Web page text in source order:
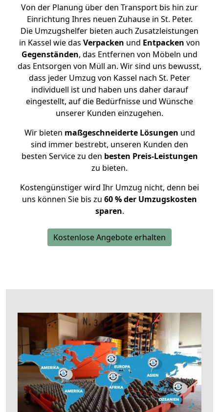
Von der Planung über den Transport bis hin zur
Einrichtung Ihres neuen Zuhause in St. Peter.
Die Umzugshelfer bieten auch Zusatzleistungen
in Kassel wie das Verpacken und Entpacken von
Gegenständen, das Entfernen von Möbeln und
das Entsorgen von Müll an. Wir sind uns bewusst,
dass jeder Umzug von Kassel nach St. Peter
individuell ist und haben uns daher darauf
eingestellt, auf die Bedürfnisse und Wünsche
unserer Kunden einzugehen.
Wir bieten maßgeschneiderte Lösungen und
sind immer bestrebt, unseren Kunden den
besten Service zu den besten Preis-Leistungen
zu bieten.
Kostengünstiger wird Ihr Umzug nicht, denn bei
uns können Sie bis zu 60 % der Umzugskosten
sparen.
Kostenlose Angebote erhalten